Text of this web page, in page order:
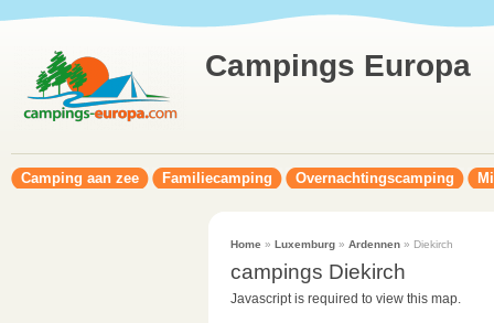
Campings Europa
Camping aan zee Familiecamping Overnachtingscamping
Home » Luxemburg» Ardennen» Diekirch
campings Diekirch
Javascript is required to view this map.